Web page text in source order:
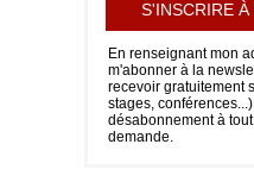
En renseignant mon
m'abonner à la
recevoir gratuitement
stages,
désabonnement à
demande.